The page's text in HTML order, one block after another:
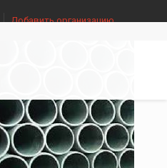
Добавить организацию